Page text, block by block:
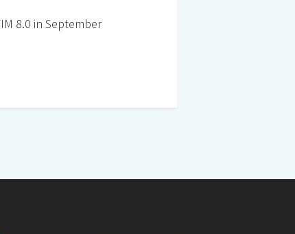
8.0 in September